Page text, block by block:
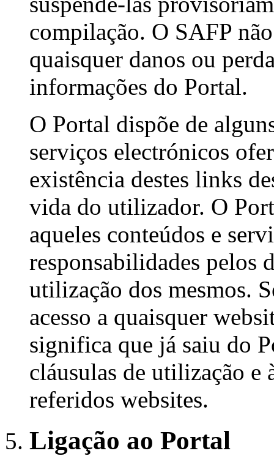
compilação. O SAFP
quaisquer danos ou
informações do Portal.
O Portal dispõe de
serviços electrónicos
existência destes links
vida do utilizador. O
aqueles conteúdos e
responsabilidades pelos
utilização dos mesmos.
acesso a quaisquer
significa que já saiu do
cláusulas de utilização
referidos websites.
Ligação ao Portal